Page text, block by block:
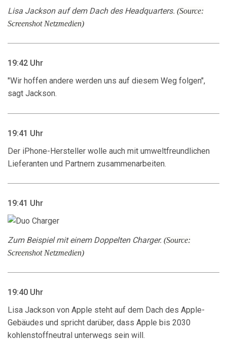
Lisa Jackson auf dem Dach des Headquarters. (Source:
Screenshot Netzmedien)
19:42 Uhr
"Wir hoffen andere werden uns auf diesem Weg folgen",
sagt Jackson.
19:41 Uhr
Der iPhone-Hersteller wolle auch mit umweltfreundlichen
Lieferanten und Partnern zusammenarbeiten.
19:41 Uhr
Zum Beispiel mit einem Doppelten Charger. (Source:
Screenshot Netzmedien)
19:40 Uhr
Lisa Jackson von Apple steht auf dem Dach des Apple-
Gebäudes und spricht darüber, dass Apple bis 2030
kohlenstoffneutral unterwegs sein will.